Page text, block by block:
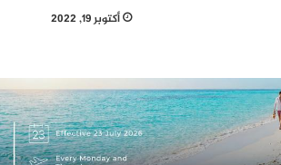
أكتوبر 19, 2022